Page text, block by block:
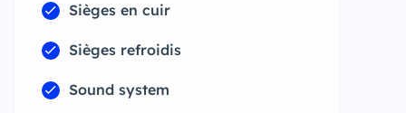
Sièges en cuir
Sièges refroidis
Sound system